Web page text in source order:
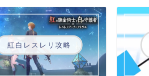
紅白レスレリ攻略